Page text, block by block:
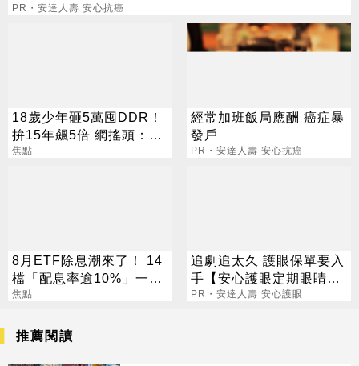
PR・安達人壽 安心抗癌
18歲少年砸5萬囤DDR！
拚15年飆5倍 網搖頭：會
報廢
焦點
經常加班飯局應酬 癌症暴
發戶
PR・安達人壽 安心抗癌
8月ETF除息潮來了！ 14
檔「配息率逾10%」一次
看
焦點
追劇追太久 護眼保單要入
手【安心護眼定期眼睛
險】
PR・安達人壽 安心護眼
推薦閱讀